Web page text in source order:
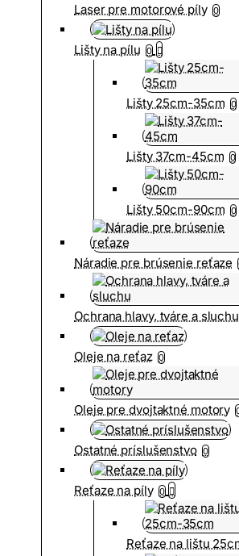
Laser pre motorové píly 0
Lišty na pílu 0
Lišty 25cm-35cm 0
Lišty 37cm-45cm 0
Lišty 50cm-90cm 0
Náradie pre brúsenie reťaze
Ochrana hlavy, tváre a sluchu
Oleje na reťaz 0
Oleje pre dvojtaktné motory
Ostatné príslušenstvo 0
Reťaze na píly 0
Reťaze na lištu